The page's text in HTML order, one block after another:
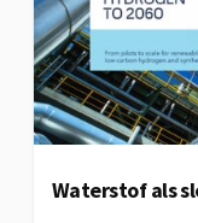
Waterstof als